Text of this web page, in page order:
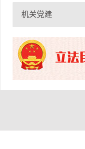
机关党建